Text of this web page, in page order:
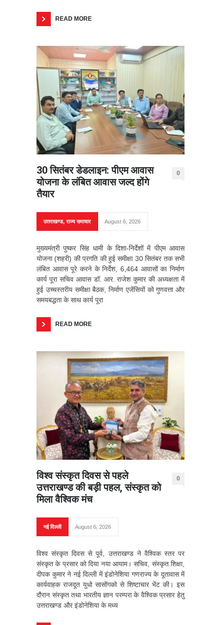
READ MORE
30 सितंबर डेडलाइन: पीएम आवास
योजना के लंबित आवास जल्द होंगे
तैयार
0
उत्तराखण्ड,राज्य समाचार August 6, 2026
मुख्यमंत्री पुष्कर सिंह धामी के दिशा-निर्देशों में पीएम आवास
योजना (शहरी) की प्रगति की हुई समीक्षा 30 सितंबर तक सभी
लंबित आवास पूरे करने के निर्देश, 6,464 आवासों का निर्माण
कार्य पूरा सचिव आवास डॉ. आर. राजेश कुमार की अध्यक्षता में
हुई उच्चस्तरीय समीक्षा बैठक, निर्माण एजेंसियों को गुणवत्ता और
समयबद्धता के साथ कार्य पूरा
READ MORE
विश्व संस्कृत दिवस से पहले
उत्तराखण्ड की बड़ी पहल, संस्कृत को
मिला वैश्विक मंच
0
नई दिल्ली August 6, 2026
विश्व संस्कृत दिवस से पूर्व, उत्तराखण्ड ने वैश्विक स्तर पर
संस्कृत के प्रसार को दिया नया आयाम। सचिव, संस्कृत शिक्षा,
दीपक कुमार ने नई दिल्ली में इंडोनेशिया गणराज्य के दूतावास में
कार्यवाहक राजदूत युधो सासोंगको से शिष्टाचार भेंट की। इस
दौरान संस्कृत तथा भारतीय ज्ञान परम्परा के वैश्विक प्रसार हेतु
उत्तराखण्ड और इंडोनेशिया के मध्य